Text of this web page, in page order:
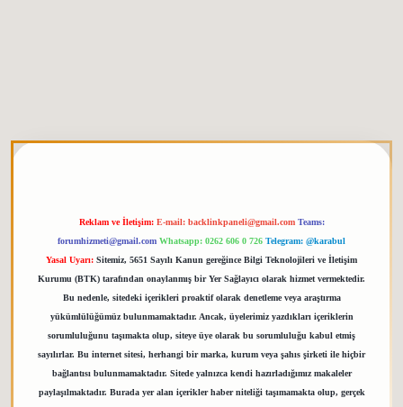
Reklam ve İletişim: E-mail: backlinkpaneli@gmail.com Teams:
forumhizmeti@gmail.com Whatsapp: 0262 606 0 726 Telegram: @karabul
Yasal Uyarı: Sitemiz, 5651 Sayılı Kanun gereğince Bilgi Teknolojileri ve İletişim
Kurumu (BTK) tarafından onaylanmış bir Yer Sağlayıcı olarak hizmet vermektedir.
Bu nedenle, sitedeki içerikleri proaktif olarak denetleme veya araştırma
yükümlülüğümüz bulunmamaktadır. Ancak, üyelerimiz yazdıkları içeriklerin
sorumluluğunu taşımakta olup, siteye üye olarak bu sorumluluğu kabul etmiş
sayılırlar. Bu internet sitesi, herhangi bir marka, kurum veya şahıs şirketi ile hiçbir
bağlantısı bulunmamaktadır. Sitede yalnızca kendi hazırladığımız makaleler
paylaşılmaktadır. Burada yer alan içerikler haber niteliği taşımamakta olup, gerçek